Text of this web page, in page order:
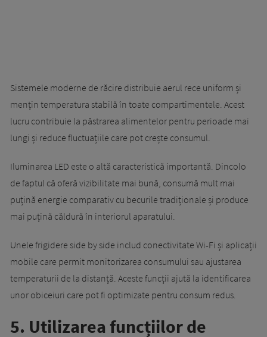
Sistemele moderne de răcire distribuie aerul rece uniform și
mențin temperatura stabilă în toate compartimentele. Acest
lucru contribuie la păstrarea alimentelor pentru perioade mai
lungi și reduce fluctuațiile care pot crește consumul.
Iluminarea LED este o altă caracteristică importantă. Dincolo
de faptul că oferă vizibilitate mai bună, consumă mult mai
puțină energie comparativ cu becurile tradiționale și produce
mai puțină căldură în interiorul aparatului.
Unele frigidere side by side includ conectivitate Wi-Fi și aplicații
mobile care permit monitorizarea consumului sau ajustarea
temperaturii de la distanță. Aceste funcții ajută la identificarea
unor obiceiuri care pot fi optimizate pentru consum redus.
5. Utilizarea funcțiilor de